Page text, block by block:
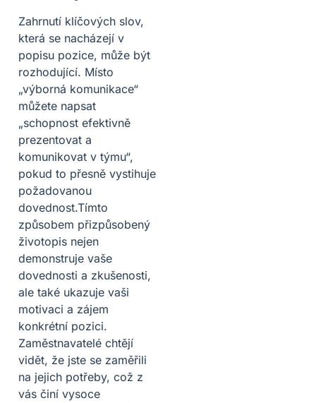
Zahrnutí klíčových slov,
která se nacházejí v
popisu pozice, může být
rozhodující. Místo
„výborná komunikace“
můžete napsat
„schopnost efektivně
prezentovat a
komunikovat v týmu“,
pokud to přesně vystihuje
požadovanou
dovednost.Tímto
způsobem přizpůsobený
životopis nejen
demonstruje vaše
dovednosti a zkušenosti,
ale také ukazuje vaši
motivaci a zájem
konkrétní pozici.
Zaměstnavatelé chtějí
vidět, že jste se zaměřili
na jejich potřeby, což z
vás činí vysoce